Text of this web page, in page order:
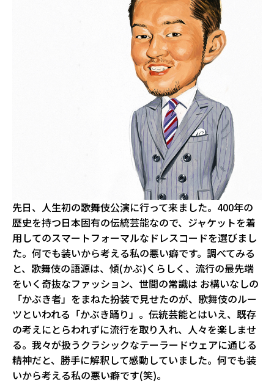
先日、人生初の歌舞伎公演に行って来ました。400年の
歴史を持つ日本固有の伝統芸能なので、ジャケットを着
用してのスマートフォーマルなドレスコードを選びまし
た。何でも装いから考える私の悪い癖です。調べてみる
と、歌舞伎の語源は、傾(かぶ)くらしく、流行の最先端
をいく奇抜なファッション、世間の常識は お構いなしの
「かぶき者」をまねた扮装で見せたのが、歌舞伎のルー
ツといわれる「かぶき踊り」。伝統芸能とはいえ、既存
の考えにとらわれずに流行を取り入れ、人々を楽しませ
る。我々が扱うクラシックなテーラードウェアに通じる
精神だと、勝手に解釈して感動していました。何でも装
いから考える私の悪い癖です(笑)。